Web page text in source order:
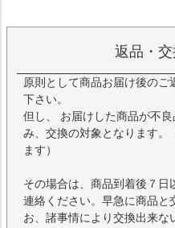
返品・
原則として商品お届け後の
下さい。
但し、 お届けした商品が不
み、交換の対象となります。
ます）
その場合は、商品到着後７
連絡ください。早急に商品と
お、諸事情により交換出来な